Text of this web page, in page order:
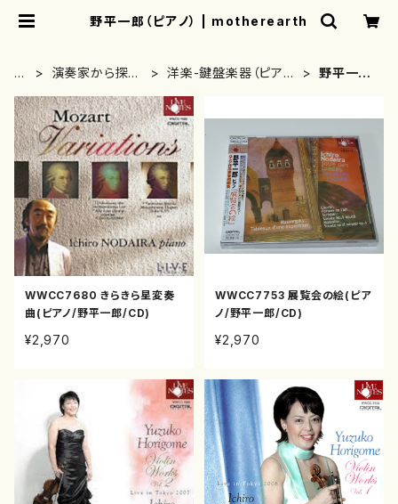
野平一郎（ピアノ） | motherearth
H
M
E
演奏家から探す
洋楽-鍵盤楽器（ピア
野平一郎
WWCC7680 きらきら星変奏
曲(ピアノ/野平一郎/CD)
¥2,970
WWCC7753 展覧会の絵(ピア
ノ/野平一郎/CD)
¥2,970